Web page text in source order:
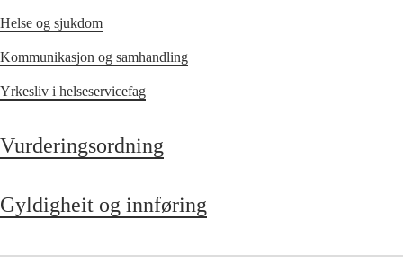
Helse og sjukdom
Kommunikasjon og samhandling
Yrkesliv i helseservicefag
Vurderingsordning
Gyldigheit og innføring